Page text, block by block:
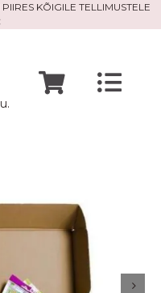
KÕIGILE TELLIMUSTELE